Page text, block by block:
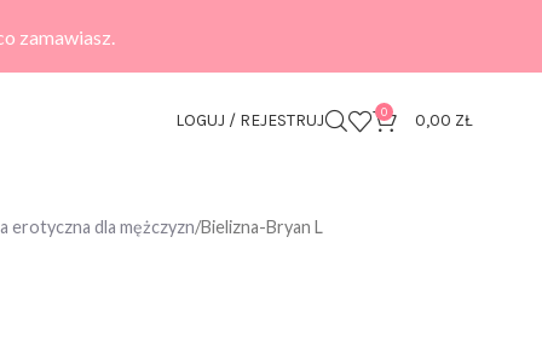
zamawiasz.
LOGUJ / REJESTRUJ 0 0,00 ZŁ
erotyczna dla mężczyzn Bielizna-Bryan L